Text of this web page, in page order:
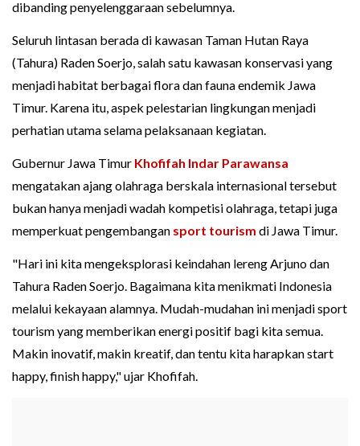
dibanding penyelenggaraan sebelumnya.
Seluruh lintasan berada di kawasan Taman Hutan Raya
(Tahura) Raden Soerjo, salah satu kawasan konservasi yang
menjadi habitat berbagai flora dan fauna endemik Jawa
Timur. Karena itu, aspek pelestarian lingkungan menjadi
perhatian utama selama pelaksanaan kegiatan.
Gubernur Jawa Timur Khofifah Indar Parawansa
mengatakan ajang olahraga berskala internasional tersebut
bukan hanya menjadi wadah kompetisi olahraga, tetapi juga
memperkuat pengembangan sport tourism di Jawa Timur.
"Hari ini kita mengeksplorasi keindahan lereng Arjuno dan
Tahura Raden Soerjo. Bagaimana kita menikmati Indonesia
melalui kekayaan alamnya. Mudah-mudahan ini menjadi sport
tourism yang memberikan energi positif bagi kita semua.
Makin inovatif, makin kreatif, dan tentu kita harapkan start
happy, finish happy," ujar Khofifah.